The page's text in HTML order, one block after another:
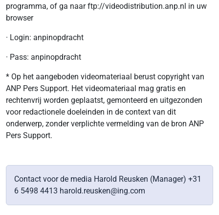
programma, of ga naar ftp://videodistribution.anp.nl in uw
browser
· Login: anpinopdracht
· Pass: anpinopdracht
* Op het aangeboden videomateriaal berust copyright van
ANP Pers Support. Het videomateriaal mag gratis en
rechtenvrij worden geplaatst, gemonteerd en uitgezonden
voor redactionele doeleinden in de context van dit
onderwerp, zonder verplichte vermelding van de bron ANP
Pers Support.
Contact voor de media Harold Reusken (Manager) +31
6 5498 4413 harold.reusken@ing.com